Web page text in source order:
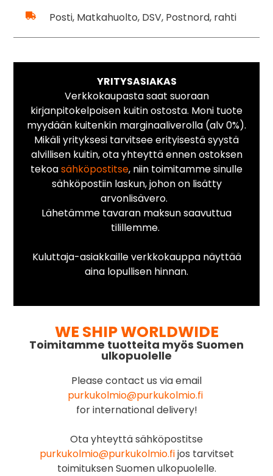
Posti, Matkahuolto, DSV, Postnord, rahti
YRITYSASIAKAS
Verkkokaupasta saat suoraan
kirjanpitokelpoisen kuitin ostosta. Moni tuote
myydään kuitenkin marginaaliverolla (alv 0%).
Mikäli yrityksesi tarvitsee erityisestä syystä
alvillisen kuitin, ota yhteyttä ennen ostoksen
tekoasähköpostitse, niin toimitamme sinulle
sähköpostiin laskun, johon on lisätty
arvonlisävero.
Lähetämme tavaran maksun saavuttua
tilillemme.
Kuluttaja-asiakkaille verkkokauppa näyttää
aina lopullisen hinnan.
WE SHIP WORLDWIDE
Toimitamme tuotteita myös Suomen
ulkopuolelle
Please contact us via email
purkukolmio@purkukolmio.fi
for international delivery!
Ota yhteyttä sähköpostitse
purkukolmio@purkukolmio.fijos tarvitset
toimituksen Suomen ulkopuolelle.